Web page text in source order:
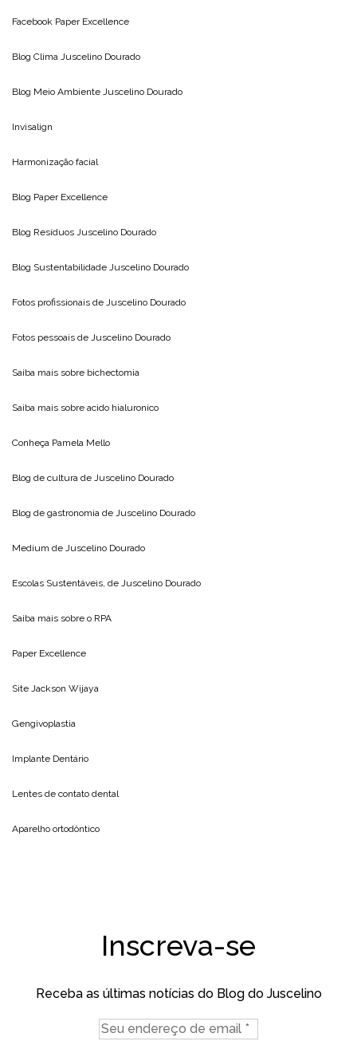
Facebook Paper Excellence
Blog Clima Juscelino Dourado
Blog Meio Ambiente Juscelino Dourado
Invisalign
Harmonização facial
Blog Paper Excellence
Blog Resíduos Juscelino Dourado
Blog Sustentabilidade Juscelino Dourado
Fotos profissionais de Juscelino Dourado
Fotos pessoais de Juscelino Dourado
Saiba mais sobre bichectomia
Saiba mais sobre acido hialuronico
Conheça Pamela Mello
Blog de cultura de Juscelino Dourado
Blog de gastronomia de Juscelino Dourado
Medium de Juscelino Dourado
Escolas Sustentáveis, de Juscelino Dourado
Saiba mais sobre o RPA
Paper Excellence
Site Jackson Wijaya
Gengivoplastia
Implante Dentário
Lentes de contato dental
Aparelho ortodôntico
Inscreva-se
Receba as últimas notícias do Blog do Juscelino